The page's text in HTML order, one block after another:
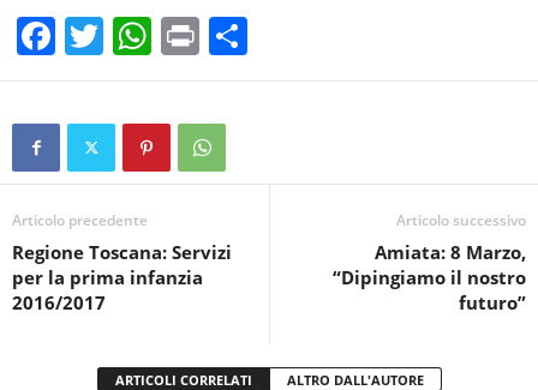
F
a
c
b
o
o
k
T
wi
tt
W
h
at
s
A
p
Pr
in
t
o
vi
Articolo precedente
Regione Toscana: Servizi
per la prima infanzia
2016/2017
Articolo successivo
Amiata: 8 Marzo,
“Dipingiamo il nostro
futuro”
ARTICOLI CORRELATI ALTRO DALL'AUTORE